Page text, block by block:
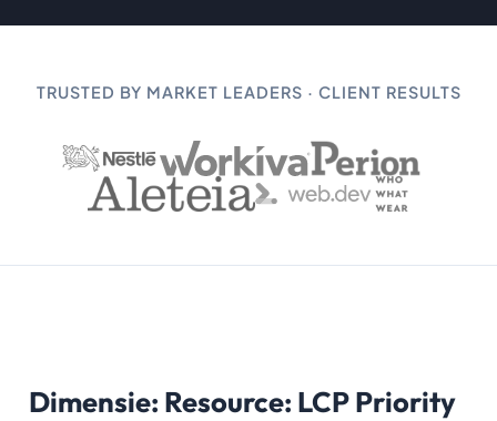
TRUSTED BY MARKET LEADERS · CLIENT RESULTS
Dimensie: Resource: LCP Priority